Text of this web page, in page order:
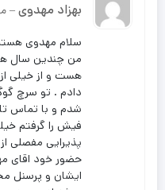
بهزاد مهدوی –
سلام مهدوی هستم
من چندین سال
هست و از خیلی از
دادم . تو سرچ
شدم و با تماس
فیش را گرفتم
پذیرایی مفصلی
حضور خود اقای
ایشان و پرسنل